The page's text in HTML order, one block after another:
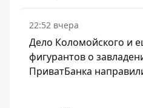
22:52 вчера
Дело Коломойского и
фигурантов о
ПриватБанка